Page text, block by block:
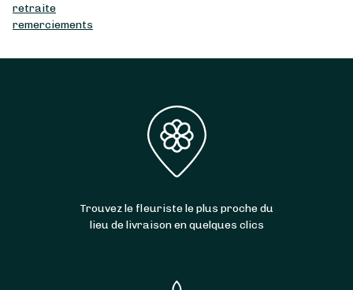
retraite
remerciements
Trouvez le fleuriste le plus proche du
lieu de livraison en quelques clics